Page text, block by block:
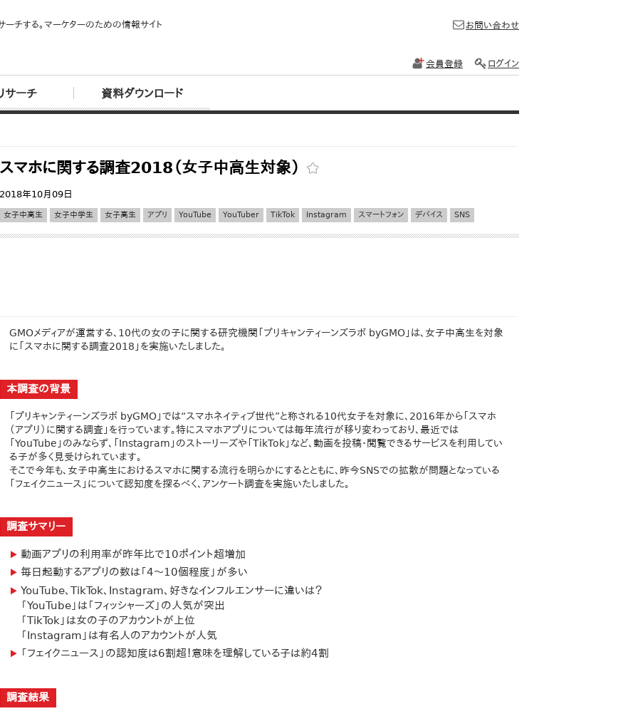
ーチする。マーケターのための情報サイト
サーチ 資料ダウンロード
お問い合わせ
会員登録 ログイン
スマホに関する調査2018（女子中高生対象）
2018年10月09日
女子中高生 女子中学生 女子高生 アプリ YouTube YouTuber TikTok Instagram スマートフォン デバイス SNS
GMOメディアが運営する、10代の女の子に関する研究機関「プリキャンティーンズラボ byGMO」は、女子中高生を対象
に「スマホに関する調査2018」を実施いたしました。
本調査の背景
「プリキャンティーンズラボ byGMO」では“スマホネイティブ世代”と称される10代女子を対象に、2016年から「スマホ
（アプリ）に関する調査」を行っています。特にスマホアプリについては毎年流行が移り変わっており、最近では
「YouTube」のみならず、「Instagram」のストーリーズや「TikTok」など、動画を投稿・閲覧できるサービスを利用してい
る子が多く見受けられています。
そこで今年も、女子中高生におけるスマホに関する流行を明らかにするとともに、昨今SNSでの拡散が問題となっている
「フェイクニュース」について認知度を探るべく、アンケート調査を実施いたしました。
調査サマリー
動画アプリの利用率が昨年比で10ポイント超増加
毎日起動するアプリの数は「4～10個程度」が多い
YouTube、TikTok、Instagram、好きなインフルエンサーに違いは？
「YouTube」は「フィッシャーズ」の人気が突出
「TikTok」は女の子のアカウントが上位
「Instagram」は有名人のアカウントが人気
「フェイクニュース」の認知度は6割超！意味を理解している子は約4割
調査結果